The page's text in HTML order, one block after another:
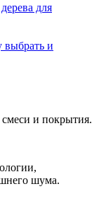
для
выбрать и
и покрытия.
шума.